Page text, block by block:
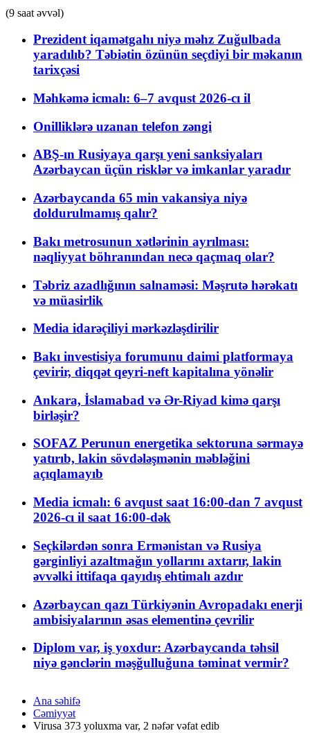
(9 saat əvvəl)
Prezident iqamətgahı niyə məhz Zuğulbada
yaradılıb? Təbiətin özünün seçdiyi bir məkanın
tarixçəsi
Məhkəmə icmalı: 6–7 avqust 2026-cı il
Onilliklərə uzanan telefon zəngi
ABŞ-ın Rusiyaya qarşı yeni sanksiyaları
Azərbaycan üçün risklər və imkanlar yaradır
Azərbaycanda 65 min vakansiya niyə
doldurulmamış qalır?
Bakı metrosunun xətlərinin ayrılması:
nəqliyyat böhranından necə qaçmaq olar?
Təbriz azadlığının salnaməsi: Məşrutə hərəkatı
və müasirlik
Media idarəçiliyi mərkəzləşdirilir
Bakı investisiya forumunu daimi platformaya
çevirir, diqqət qeyri-neft kapitalına yönəlir
Ankara, İslamabad və Ər-Riyad kimə qarşı
birləşir?
SOFAZ Perunun energetika sektoruna sərmayə
yatırıb, lakin sövdələşmənin məbləğini
açıqlamayıb
Media icmalı: 6 avqust saat 16:00-dan 7 avqust
2026-cı il saat 16:00-dək
Seçkilərdən sonra Ermənistan və Rusiya
gərginliyi azaltmağın yollarını axtarır, lakin
əvvəlki ittifaqa qayıdış ehtimalı azdır
Azərbaycan qazı Türkiyənin Avropadakı enerji
ambisiyalarının əsas elementinə çevrilir
Diplom var, iş yoxdur: Azərbaycanda təhsil
niyə gənclərin məşğulluğuna təminat vermir?
Ana səhifə
Cəmiyyət
Virusa 373 yoluxma var, 2 nəfər vəfat edib